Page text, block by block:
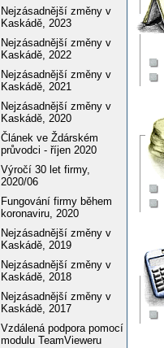
Nejzásadnější změny v
Kaskádě, 2023
Nejzásadnější změny v
Kaskádě, 2022
Nejzásadnější změny v
Kaskádě, 2021
Nejzásadnější změny v
Kaskádě, 2020
Článek ve Ždárském
průvodci - říjen 2020
Výročí 30 let firmy,
2020/06
Fungování firmy během
koronaviru, 2020
Nejzásadnější změny v
Kaskádě, 2019
Nejzásadnější změny v
Kaskádě, 2018
Nejzásadnější změny v
Kaskádě, 2017
Vzdálená podpora pomocí
modulu TeamVieweru